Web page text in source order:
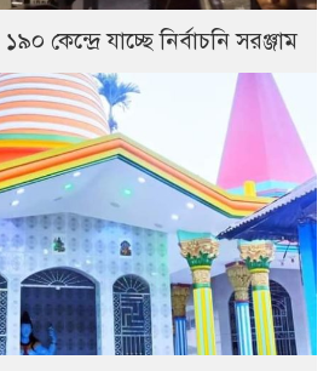
কেন্দ্রে যাচ্ছে নির্বাচনি সরঞ্জাম